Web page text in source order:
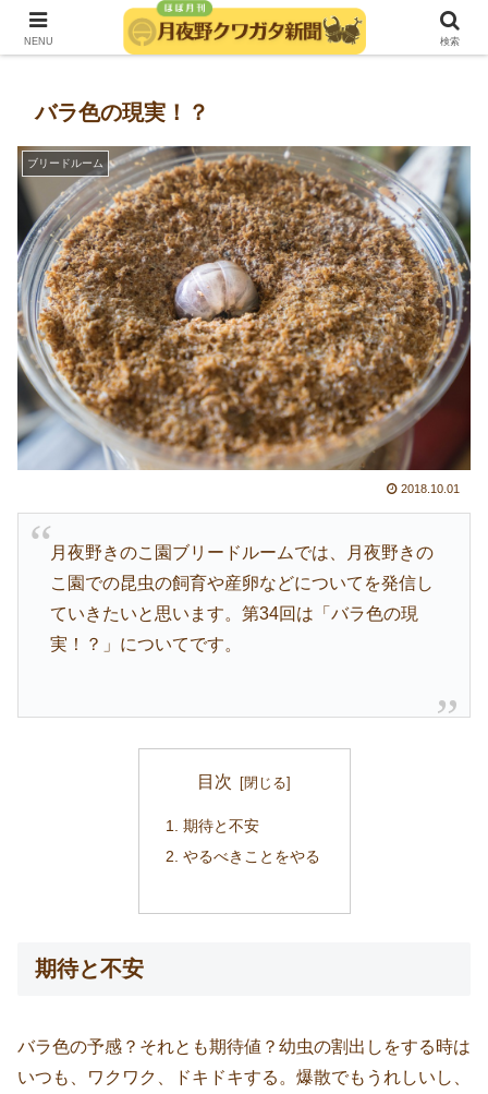
発行：月夜野きのこ園クワガタ菌床販売部
バラ色の現実！？
ブリードルーム
2018.10.01
月夜野きのこ園ブリードルームでは、月夜野きの
こ園での昆虫の飼育や産卵などについてを発信し
ていきたいと思います。第34回は「バラ色の現
実！？」についてです。
目次
期待と不安
やるべきことをやる
期待と不安
バラ色の予感？それとも期待値？幼虫の割出しをする時は
いつも、ワクワク、ドキドキする。爆散でもうれしいし、
NENU 検索